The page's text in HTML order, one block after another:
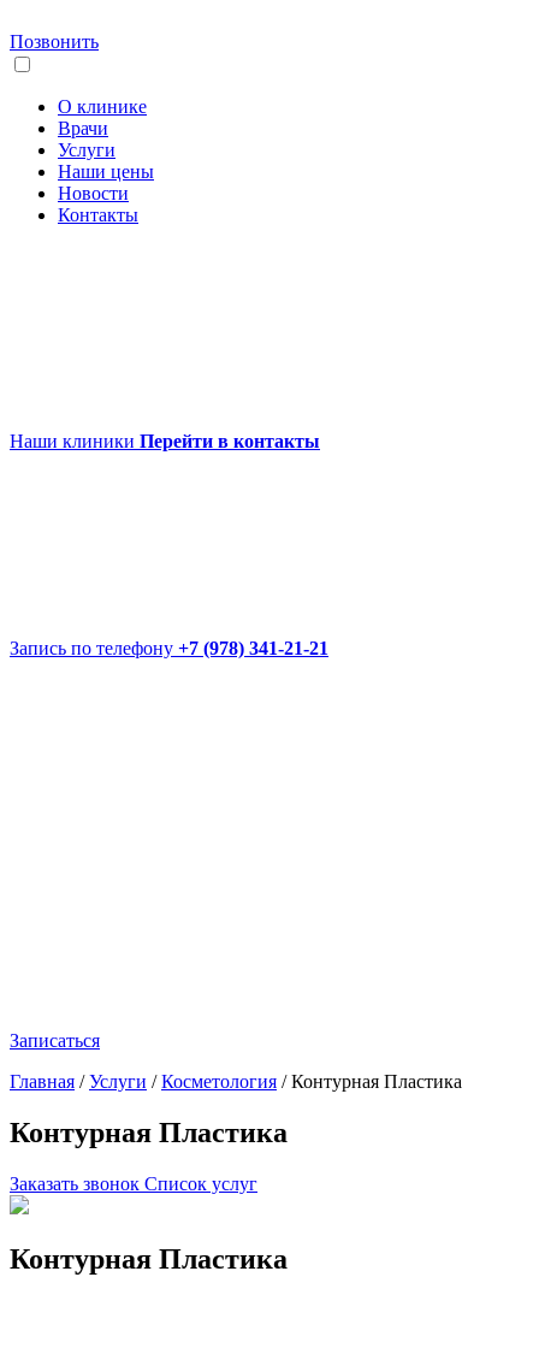
Позвонить
О клинике
Врачи
Услуги
Наши цены
Новости
Контакты
Наши клиники Перейти в контакты
Запись по телефону +7 (978) 341-21-21
Записаться
Главная /Услуги /Косметология /Контурная Пластика
Контурная Пластика
Заказать звонок Список услуг
Контурная Пластика